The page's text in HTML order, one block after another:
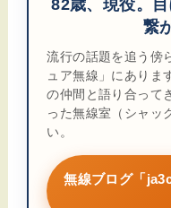
82歳、現役。
繋
流行の話題を追う傍
ュア無線」にありま
の仲間と語り合って
った無線室（シャッ
い。
無線ブログ「